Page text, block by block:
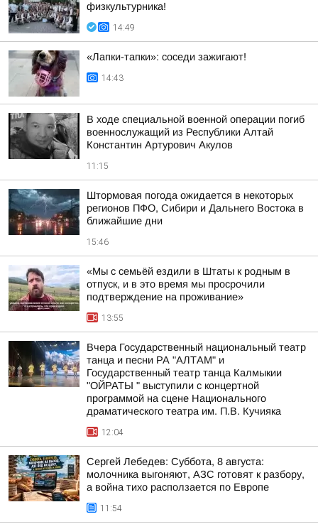
физкультурника!
14:49
«Лапки-тапки»: соседи зажигают!
14:43
В ходе специальной военной операции погиб
военнослужащий из Республики Алтай
Константин Артурович Акулов
11:15
Штормовая погода ожидается в некоторых
регионов ПФО, Сибири и Дальнего Востока в
ближайшие дни
15:46
«Мы с семьёй ездили в Штаты к родным в
отпуск, и в это время мы просрочили
подтверждение на проживание»
13:55
Вчера Государственный национальный театр
танца и песни РА "АЛТАМ" и
Государственный театр танца Калмыкии
"ОЙРАТЫ " выступили с концертной
программой на сцене Национального
драматического театра им. П.В. Кучияка
12:04
Сергей Лебедев: Суббота, 8 августа:
молочника выгоняют, АЗС готовят к разбору,
а война тихо расползается по Европе
11:54